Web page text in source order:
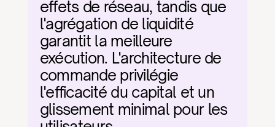
effets de réseau, tandis que
l'agrégation de liquidité
garantit la meilleure
exécution. L'architecture de
commande privilégie
l'efficacité du capital et un
glissement minimal pour les